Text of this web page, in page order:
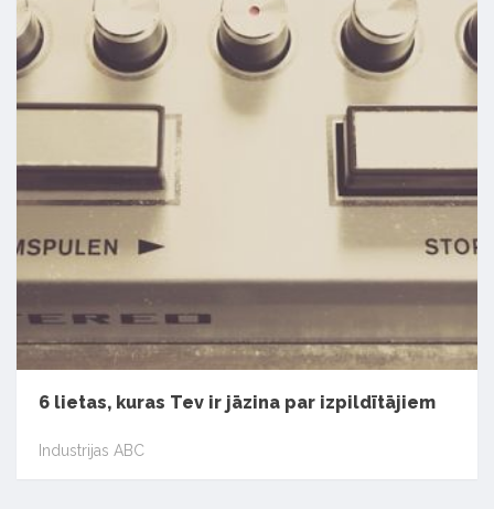
6 lietas, kuras Tev ir jāzina par izpildītājiem
Industrijas ABC